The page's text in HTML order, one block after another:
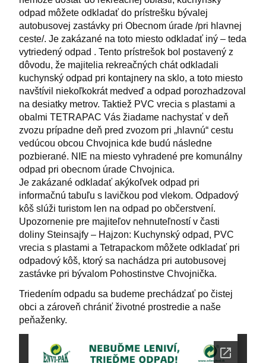
odpad môžete odkladať do prístrešku bývalej
autobusovej zastávky pri Obecnom úrade /pri hlavnej
ceste/. Je zakázané na toto miesto odkladať iný – teda
vytriedený odpad . Tento prístrešok bol postavený z
dôvodu, že majitelia rekreačných chát odkladali
kuchynský odpad pri kontajnery na sklo, a toto miesto
navštívil niekoľkokrát medveď a odpad porozhadzoval
na desiatky metrov. Taktiež PVC vrecia s plastami a
obalmi TETRAPAC Vás žiadame nachystať v deň
zvozu prípadne deň pred zvozom pri „hlavnú“ cestu
vedúcou obcou Chvojnica kde budú následne
pozbierané. NIE na miesto vyhradené pre komunálny
odpad pri obecnom úrade Chvojnica.
Je zakázané odkladať akýkoľvek odpad pri
informačnú tabuľu s lavičkou pod vlekom. Odpadový
kôš slúži turistom len na odpad po občerstvení.
Upozornenie pre majiteľov nehnuteľností v časti
doliny Steinsajfy – Hajzon: Kuchynský odpad, PVC
vrecia s plastami a Tetrapackom môžete odkladať pri
odpadový kôš, ktorý sa nachádza pri autobusovej
zastávke pri bývalom Pohostinstve Chvojnička.
Triedením odpadu sa budeme prechádzať po čistej
obci a zároveň chrániť životné prostredie a naše
peňaženky.